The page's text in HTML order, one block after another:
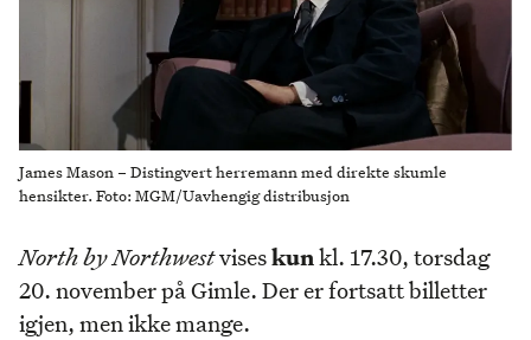
James Mason – Distingvert herremann med direkte skumle
hensikter. Foto: MGM/Uavhengig distribusjon
North by Northwestviseskunkl. 17.30, torsdag
20. november på Gimle. Der er fortsatt billetter
igjen, men ikke mange.